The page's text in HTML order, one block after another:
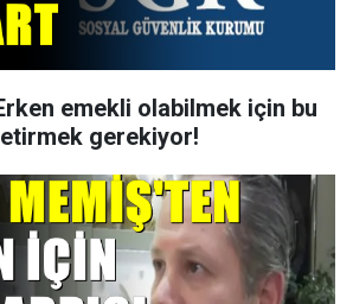
emekli olabilmek için bu
gerekiyor!